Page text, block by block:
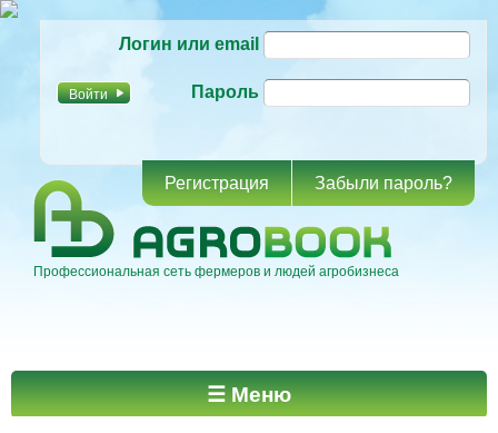
основному
Логин или email
Пароль
Регистрация Забыли пароль?
Профессиональная сеть фермеров и людей агробизнеса
Главное меню ☰ Меню